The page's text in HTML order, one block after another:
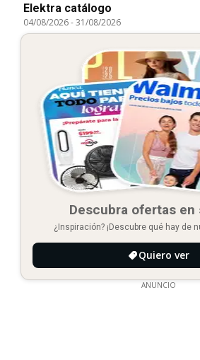
Elektra catálogo
04/08/2026-31/08/2026
Descubra ofertas en
¿Inspiración? ¡Descubre qué hay de
Quiero ver
ANUNCIO